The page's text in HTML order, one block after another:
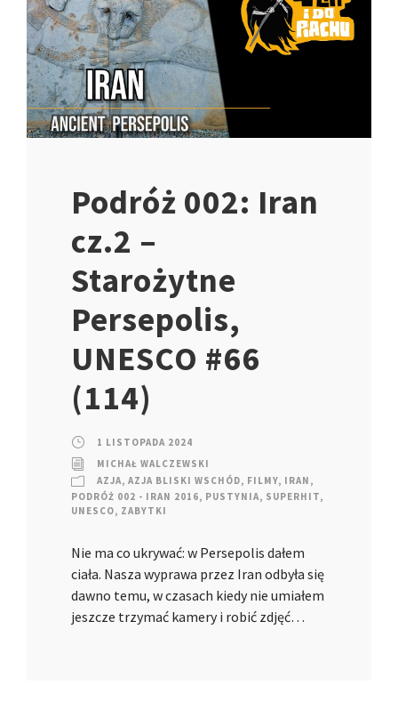
Podróż 002: Iran
cz.2 –
Starożytne
Persepolis,
UNESCO #66
(114)
1 LISTOPADA 2024
MICHAŁ WALCZEWSKI
AZJA, AZJA BLISKI WSCHÓD, FILMY, IRAN ,
PODRÓŻ 002 - IRAN 2016, PUSTYNIA, SUPERHIT,
UNESCO, ZABYTKI
Nie ma co ukrywać: w Persepolis dałem
ciała. Nasza wyprawa przez Iran odbyła się
dawno temu, w czasach kiedy nie umiałem
jeszcze trzymać kamery i robić zdjęć…